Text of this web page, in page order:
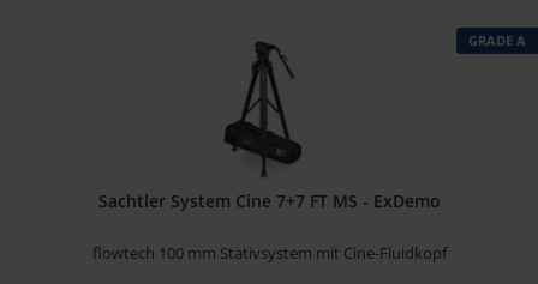
GRADE A
Sachtler System Cine 7+7 FT MS - ExDemo
flowtech 100 mm Stativsystem mit Cine-Fluidkopf